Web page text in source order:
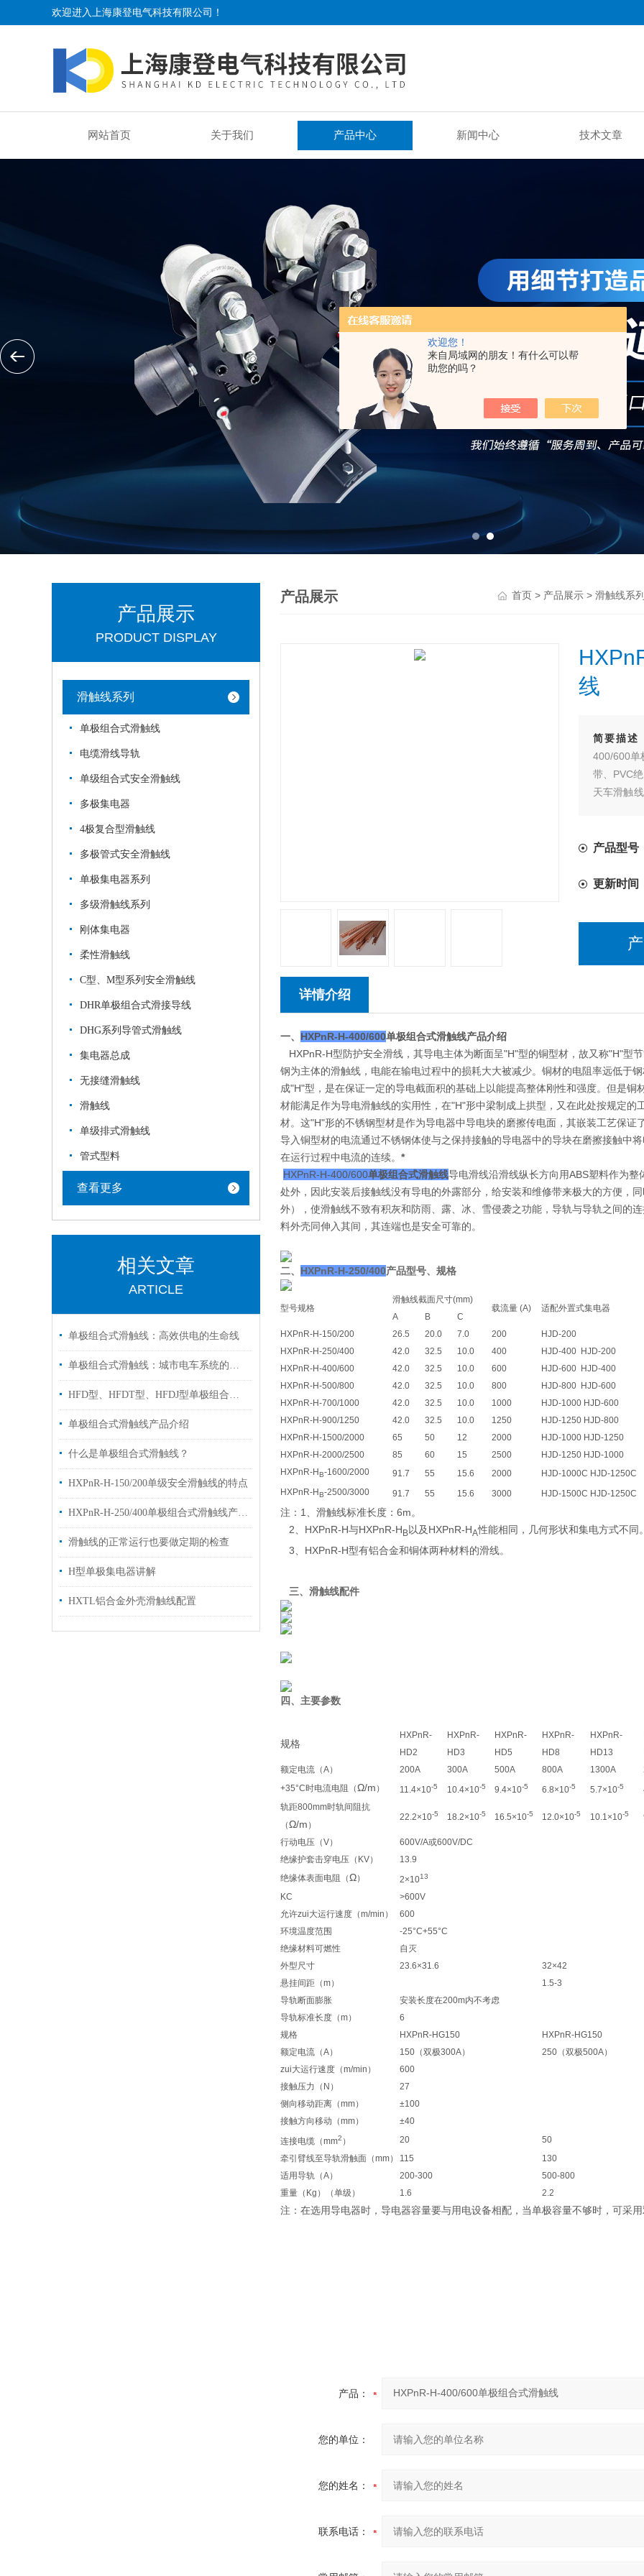
欢迎您！
来自局域网的朋友！有什么可以帮
助您的吗？
欢迎进入上海康登电气科技有限公司！
网站首页 关于我们 产品中心 新闻中心 技术文章
产品展示
PRODUCT DISPLAY
滑触线系列
单极组合式滑触线
电缆滑线导轨
单级组合式安全滑触线
多极集电器
4极复合型滑触线
多极管式安全滑触线
单极集电器系列
多级滑触线系列
刚体集电器
柔性滑触线
C型、M型系列安全滑触线
DHR单极组合式滑接导线
DHG系列导管式滑触线
集电器总成
无接缝滑触线
滑触线
单级排式滑触线
管式型料
查看更多
相关文章
ARTICLE
单极组合式滑触线：高效供电的生命线
单极组合式滑触线：城市电车系统的智慧动力
HFD型、HFDT型、HFDJ型单极组合式滑触线小常识
单极组合式滑触线产品介绍
什么是单极组合式滑触线？
HXPnR-H-150/200单级安全滑触线的特点
HXPnR-H-250/400单极组合式滑触线产品介绍
滑触线的正常运行也要做定期的检查
H型单极集电器讲解
HXTL铝合金外壳滑触线配置
产品展示 首页 > 产品展示 > 滑触线系
线
简要描述
400/600单
带、PVC
天车滑触
产品型号
更新时间
详情介绍
一、 HXPnR-H-400/600单极组合式滑触线产品介绍
HXPnR-H型防护安全滑线，其导电主体为断面呈"H"型的铜型材，故又称"H"型
钢为主体的滑触线，电能在输电过程中的损耗大大被减少。铜材的电阻率远低于
成"H"型，是在保证一定的导电截面积的基础上以能提高整体刚性和强度。但是铜
材能满足作为导电滑触线的实用性，在"H"形中梁制成上拱型，又在此处按规定的
材。这"H"形的不锈钢型材是作为导电器中导电块的磨擦传电面，其嵌装工艺保证
导入铜型材的电流通过不锈钢体使与之保持接触的导电器中的导块在磨擦接触中
在运行过程中电流的连续。 *
HXPnR-H-400/600单极组合式滑触线导电滑线沿滑线纵长方向用ABS塑料作为
处外，因此安装后接触线没有导电的外露部分，给安装和维修带来极大的方便，
外），使滑触线不致有积灰和防雨、露、冰、雪侵袭之功能，导轨与导轨之间的
料外壳同伸入其间，其连端也是安全可靠的。
二、 HXPnR-H-250/400产品型号、规格
型号规格
滑触线截面尺寸(mm)
载流量 (A)
适配外置式集电器
A
B
C
HXPnR-H-150/200
26.5 20.0 7.0 200
HJD-200
HXPnR-H-250/400
42.0 32.5 10.0 400
HJD-400 HJD-200
HXPnR-H-400/600
42.0 32.5 10.0 600
HJD-600 HJD-400
HXPnR-H-500/800
42.0 32.5 10.0 800
HJD-800 HJD-600
HXPnR-H-700/1000
42.0 32.5 10.0 1000
HJD-1000 HJD-600
HXPnR-H-900/1250
42.0 32.5 10.0 1250
HJD-1250 HJD-800
HXPnR-H-1500/2000
65 50 12 2000
HJD-1000 HJD-1250
HXPnR-H-2000/2500
85 60 15 2500
HJD-1250 HJD-1000
HXPnR-H B-1600/2000 91.7 55 15.6 2000
HJD-1000C HJD-1250C
HXPnR-H B-2500/3000 91.7 55 15.6 3000 HJD-1500C HJD-1250C
注：1、滑触线标准长度：6m。
2、HXPnR-H与HXPnR-HB以及HXPnR-HA性能相同，几何形状和集电方式不同
3、HXPnR-H型有铝合金和铜体两种材料的滑线。
三、滑触线配件
四、主要参数
规格
HXPnR-
HD2
HXPnR-
HD3
HXPnR-
HD5
HXPnR-
HD8
HXPnR-
HD13
额定电流（A）
200A 300A 500A 800A 1300A
+35°C时电流电阻（Ω/m ） 11.4×10-5 10.4×10-5 9.4×10-5 6.8×10-5 5.7×10-5
轨距800mm时轨间阻抗
（Ω/m ）
22.2×10-5 18.2×10-5 16.5×10-5 12.0×10-5 10.1×10-5
行动电压（V）
600V/A或600V/DC
绝缘护套击穿电压（KV）
13.9
绝缘体表面电阻（Ω） 2×1013
KC
>600V
允许zui大运行速度（m/min）
600
环境温度范围
-25°C+55°C
绝缘材料可燃性
自灭
外型尺寸
23.6×31.6
32×42
悬挂间距（m）
1.5-3
导轨断面膨胀
安装长度在200m内不考虑
导轨标准长度（m）
6
规格
HXPnR-HG150
HXPnR-HG150
额定电流（A）
150（双极300A）
250（双极500A）
zui大运行速度（m/min）
600
接触压力（N）
27
侧向移动距离（mm）
±100
接触方向移动（mm）
±40
连接电缆（mm2 ） 20
50
牵引臂线至导轨滑触面（mm）
115
130
适用导轨（A）
200-300
500-800
重量（Kg）（单级）
1.6 2.2
注：在选用导电器时，导电器容量要与用电设备相配，当单极容量不够时，可采
产品：
您的单位：
您的姓名：
联系电话：